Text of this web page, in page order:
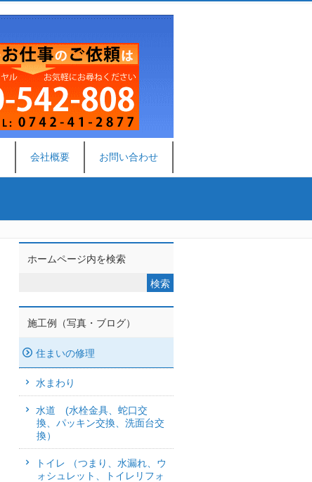
会社概要 お問い合わせ
ホームページ内を検索
施工例（写真・ブログ）
住まいの修理
水まわり
水道 (水栓金具、蛇口交
換、パッキン交換、洗面台交
換）
トイレ （つまり、水漏れ、ウ
ォシュレット、トイレリフォ